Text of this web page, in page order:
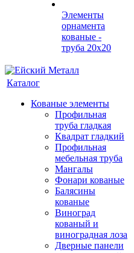
Элементы
орнамента
кованые -
труба 20х20
Каталог
Кованые элементы
Профильная
труба гладкая
Квадрат гладкий
Профильная
мебельная труба
Мангалы
Фонари кованые
Балясины
кованые
Виноград
кованый и
виноградная лоза
Дверные панели